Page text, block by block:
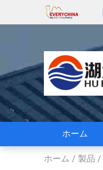
ホーム
ホーム / 製品 /